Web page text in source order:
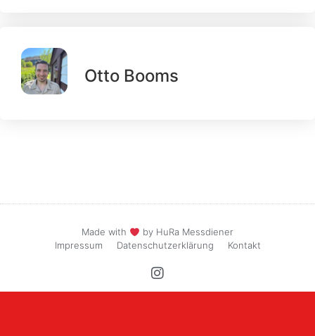
Otto Booms
Made with
by HuRa Messdiener
Impressum
Datenschutzerklärung Kontakt